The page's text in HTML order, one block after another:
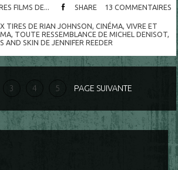
FILMS DE... SHARE 13 COMMENTAIRES
TIRES DE RIAN JOHNSON, CINÉMA, VIVRE ET
, TOUTE RESSEMBLANCE DE MICHEL DENISOT,
AND SKIN DE JENNIFER REEDER
3 4 5 PAGE SUIVANTE